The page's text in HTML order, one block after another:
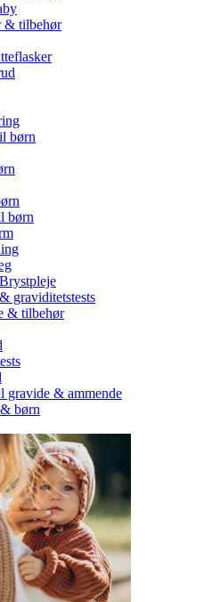
& tilbehør
børn
børn
graviditetstests
& tilbehør
gravide & ammende
børn